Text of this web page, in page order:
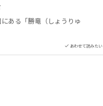
あわせて読みたい
ある「勝竜（しょうりゅ